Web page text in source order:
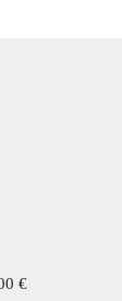
€